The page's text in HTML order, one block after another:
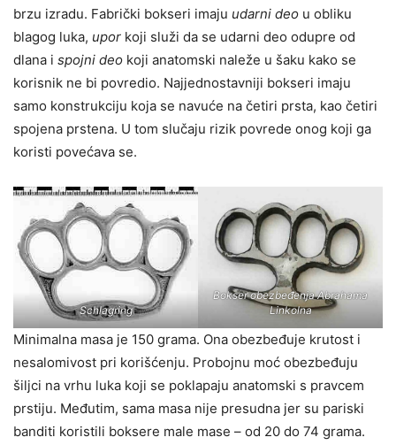
brzu izradu. Fabrički bokseri imaju udarni deo u obliku
blagog luka, upor koji služi da se udarni deo odupre od
dlana i spojni deo koji anatomski naleže u šaku kako se
korisnik ne bi povredio. Najjednostavniji bokseri imaju
samo konstrukciju koja se navuće na četiri prsta, kao četiri
spojena prstena. U tom slučaju rizik povrede onog koji ga
koristi povećava se.
Schlagring
Bokser obezbeđenja Abrahama
Linkolna
Minimalna masa je 150 grama. Ona obezbeđuje krutost i
nesalomivost pri korišćenju. Probojnu moć obezbeđuju
šiljci na vrhu luka koji se poklapaju anatomski s pravcem
prstiju. Međutim, sama masa nije presudna jer su pariski
banditi koristili boksere male mase – od 20 do 74 grama.